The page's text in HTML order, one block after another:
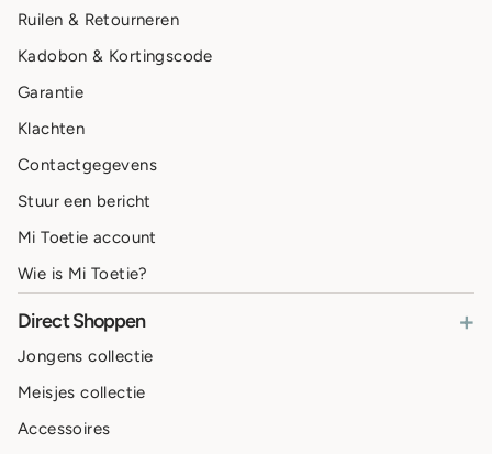
Ruilen & Retourneren
Kadobon & Kortingscode
Garantie
Klachten
Contactgegevens
Stuur een bericht
Mi Toetie account
Wie is Mi Toetie?
Direct Shoppen +
Jongens collectie
Meisjes collectie
Accessoires